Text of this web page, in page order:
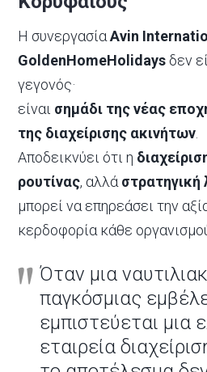
Η συνεργασίαAvin
GoldenHomeHolidays δεν
γεγονός·
είναι σημάδι της νέας
της διαχείρισης ακινήτων.
Αποδεικνύει ότι η
ρουτίνας, αλλάστρατηγική
μπορεί να επηρεάσει την
κερδοφορία κάθε
Όταν μια
παγκόσμιας
εμπιστεύεται μια
εταιρεία